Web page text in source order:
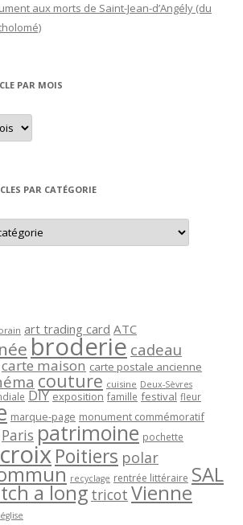
aux morts de Saint-Jean-d’Angély (du
PAR MOIS
PAR CATÉGORIE
art trading card ATC
broderie cadeau
carte maison carte postale ancienne
couture cuisine Deux-Sèvres
DIY exposition famille festival fleur
marque-page monument commémoratif
Paris patrimoine pochette
Poitiers polar
recyclage rentrée littéraire SAL
a long tricot Vienne
église